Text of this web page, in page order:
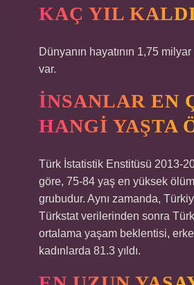
KAÇ YIL
Dünyanın hayatının 1,75 milyar
var.
İNSANLAR EN
HANGI YAŞTA
Türk İstatistik Enstitüsü 2013-
göre, 75-84 yaş en yüksek
grubudur. Aynı zamanda,
Türkstat verilerinden sonra
ortalama yaşam beklentisi,
kadınlarda 81.3 yıldı.